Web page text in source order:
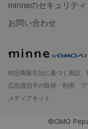
minneのセキュリティ
お問い合わせ
特定商取引法に基づく表記
広告識別子の取得・利用
プ
メディアキット
©GMO